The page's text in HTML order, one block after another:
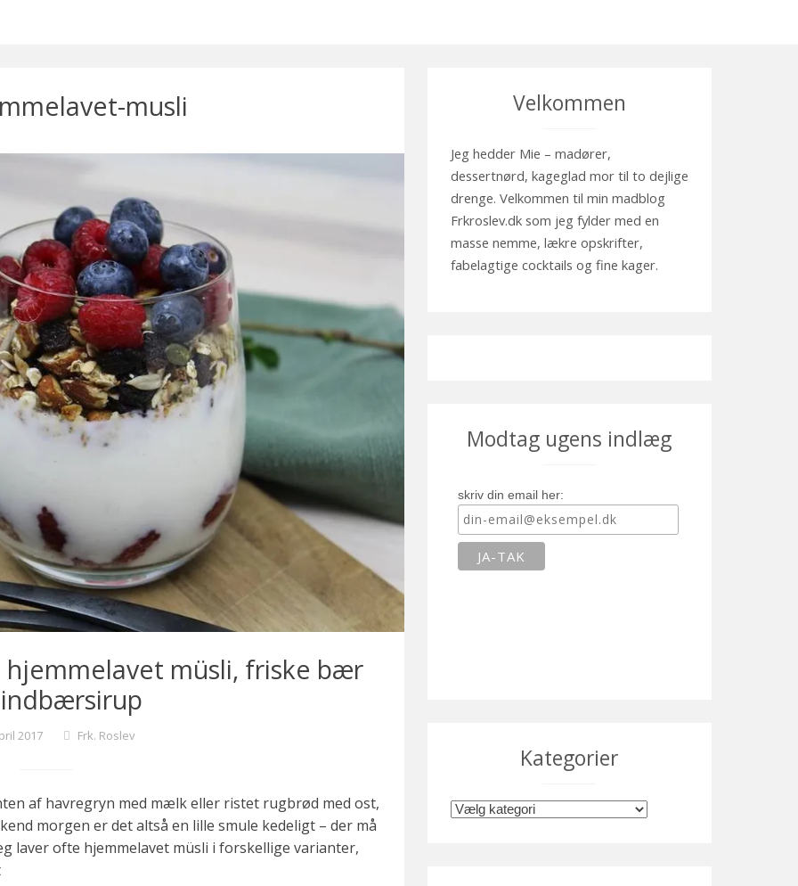
musli
müsli, friske bær
2017 Frk. Roslev
af havregryn med mælk eller ristet rugbrød med ost,
morgen er det altså en lille smule kedeligt – der må
laver ofte hjemmelavet müsli i forskellige varianter,
Velkommen
Jeg hedder Mie – madører,
dessertnørd, kageglad mor til to dejlige
drenge. Velkommen til min madblog
Frkroslev.dk som jeg fylder med en
masse nemme, lækre opskrifter,
fabelagtige cocktails og fine kager.
Modtag ugens indlæg
skriv din email her:
Kategorier
K